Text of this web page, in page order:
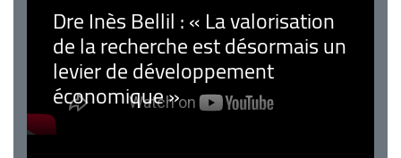
Dre Inès Bellil : « La valorisation
de la recherche est désormais un
levier de développement
économique »